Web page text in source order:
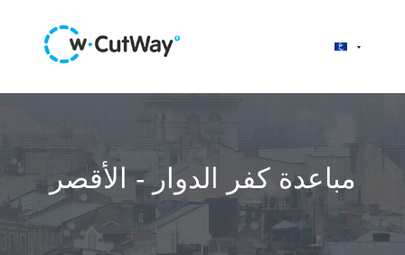
مباعدة كفر الدوار - الأقصر